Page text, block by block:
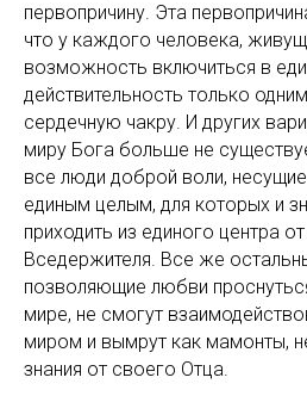
первопричину. Эта
что у каждого человека,
возможность включиться в
действительность только
сердечную чакру. И других
миру Бога больше не
все люди доброй воли,
единым целым, для которых и
приходить из единого центра
Вседержителя. Все же
позволяющие любви
мире, не смогут
миром и вымрут как мамонты,
знания от своего Отца.